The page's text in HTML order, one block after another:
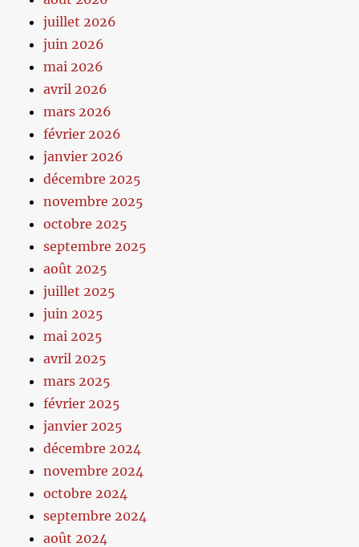
juillet 2026
juin 2026
mai 2026
avril 2026
mars 2026
février 2026
janvier 2026
décembre 2025
novembre 2025
octobre 2025
septembre 2025
août 2025
juillet 2025
juin 2025
mai 2025
avril 2025
mars 2025
février 2025
janvier 2025
décembre 2024
novembre 2024
octobre 2024
septembre 2024
août 2024